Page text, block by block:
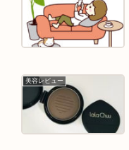
美容レビュー